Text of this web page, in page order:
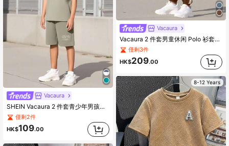
Vacaura
SHEIN Vacaura 2 件套青少年男孩标语印花撞色短袖 T 恤和短裤休闲套装
僅剩2件
HK$109.00
Vacaura
Vacaura 2 件套男童休闲 Polo 衫套装，衬衫采用撞色拼接和编织标签装饰，裤子采用色块设计和锥形裤腿，面料舒适，适合夏季和秋季
僅剩3件
HK$209.00
8-12 Years